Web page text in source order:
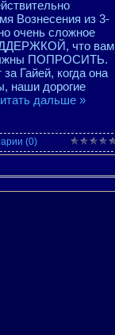
Вознесения из 3-
очень сложное
что вам
ПОПРОСИТЬ.
Гайей, когда она
наши дорогие
дальше »
(0)